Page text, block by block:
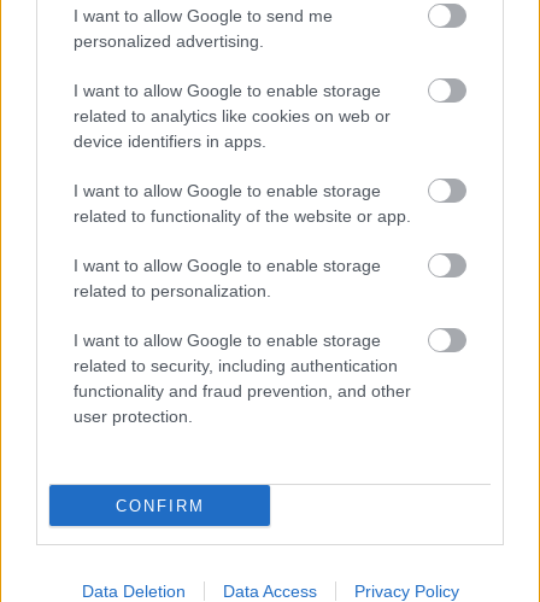
I want to allow Google to send me
personalized advertising.
I want to allow Google to enable storage
related to analytics like cookies on web or
device identifiers in apps.
I want to allow Google to enable storage
related to functionality of the website or app.
I want to allow Google to enable storage
related to personalization.
I want to allow Google to enable storage
related to security, including authentication
functionality and fraud prevention, and other
user protection.
CONFIRM
Data Deletion Data Access Privacy Policy
Wenger forradalmi ötletekkel változtatná meg a
futballt
Arséne Wenger neve kis túlzással összeforrt
az Arsenal csapatával. Ez nem is meglepetés,
hiszen a londoni együttest 1996 és 2018 […]
2020.10.10. |
Hihetetlen: szögletből kapott gólt Király a 93.